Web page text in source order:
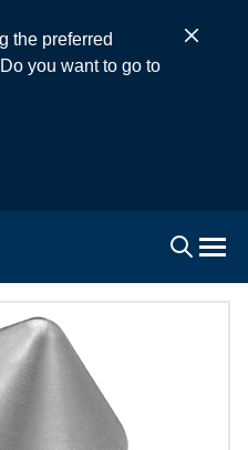
the preferred
you want to go to